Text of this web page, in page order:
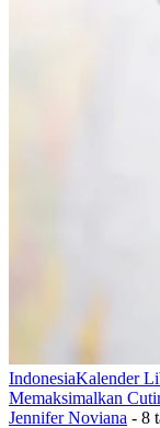
IndonesiaKalender
Memaksimalkan
Jennifer Noviana - 8